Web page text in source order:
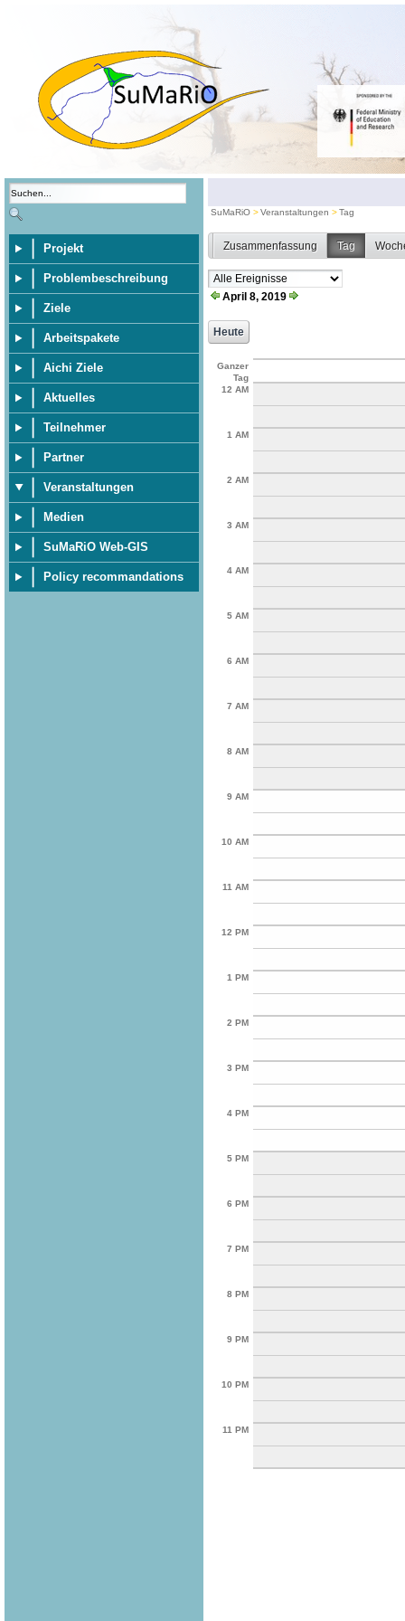
Projekt
Problembeschreibung
Ziele
Arbeitspakete
Aichi Ziele
Aktuelles
Teilnehmer
Partner
Veranstaltungen
Medien
SuMaRiO Web-GIS
Policy recommandations
SuMaRiO Veranstaltungen Tag
Zusammenfassung Tag
April 8, 2019
Ganzer
Tag
12 AM
1 AM
2 AM
3 AM
4 AM
5 AM
6 AM
7 AM
8 AM
9 AM
10 AM
11 AM
12 PM
1 PM
2 PM
3 PM
4 PM
5 PM
6 PM
7 PM
8 PM
9 PM
10 PM
11 PM